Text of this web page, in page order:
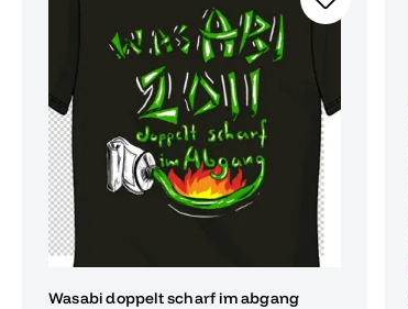
Wasabi doppelt scharf im abgang